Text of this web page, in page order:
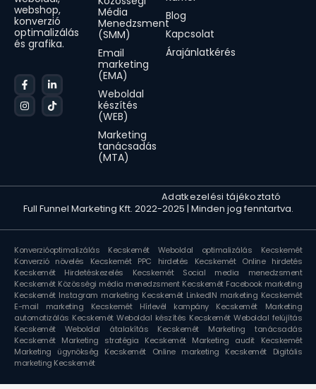
webshop,
konverzió
optimalizálás
és grafika.
Média
Menedzsment
(SMM)
Email
marketing
(EMA)
Weboldal
készítés
(WEB)
Marketing
tanácsadás
(MTA)
Blog
Kapcsolat
Árajánlatkérés
Full Funnel Marketing Kft. 2022-2025 | Minden jog fenntartva.
Animated icons by Lordicon.comAdatkezelési tájékoztató
Konverzióoptimalizálás Kecskemét
Weboldal optimalizálás Kecskemét
Konverzió növelés Kecskemét
PPC hirdetés Kecskemét
Online hirdetés
Kecskemét
Hirdetéskezelés Kecskemét
Social media menedzsment
Kecskemét Közösségi média menedzsment Kecskemét Facebook marketing
Kecskemét Instagram marketing Kecskemét LinkedIN marketing Kecskemét
E-mail marketing Kecskemét
Hírlevél kampány Kecskemét
Marketing
automatizálás Kecskemét Weboldal készítés Kecskemét Weboldal felújítás
Kecskemét
Weboldal átalakítás Kecskemét
Marketing tanácsadás
Kecskemét Marketing stratégia Kecskemét Marketing audit Kecskemét
Marketing ügynökség Kecskemét
Online marketing Kecskemét
Digitális
marketing Kecskemét